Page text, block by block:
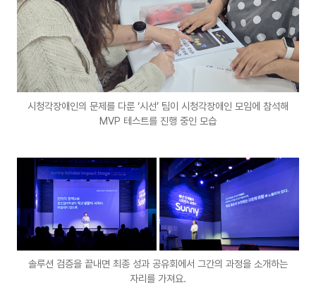
시청각장애인의 문제를 다룬 ‘시선’ 팀이 시청각장애인 모임에 참석해
MVP 테스트를 진행 중인 모습
솔루션 검증을 끝내면 최종 성과 공유회에서 그간의 과정을 소개하는
자리를 가져요.